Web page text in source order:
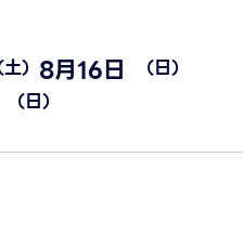
土） 8月16日 （日）
（日）